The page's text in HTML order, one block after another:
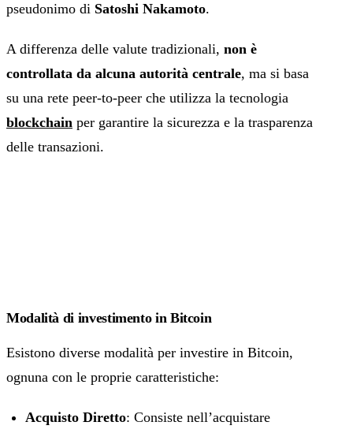
pseudonimo di Satoshi Nakamoto.
A differenza delle valute tradizionali, non è
controllata da alcuna autorità centrale, ma si basa
su una rete peer-to-peer che utilizza la tecnologia
blockchain per garantire la sicurezza e la trasparenza
delle transazioni.
Modalità di investimento in Bitcoin
Esistono diverse modalità per investire in Bitcoin,
ognuna con le proprie caratteristiche:
Acquisto Diretto: Consiste nell’acquistare